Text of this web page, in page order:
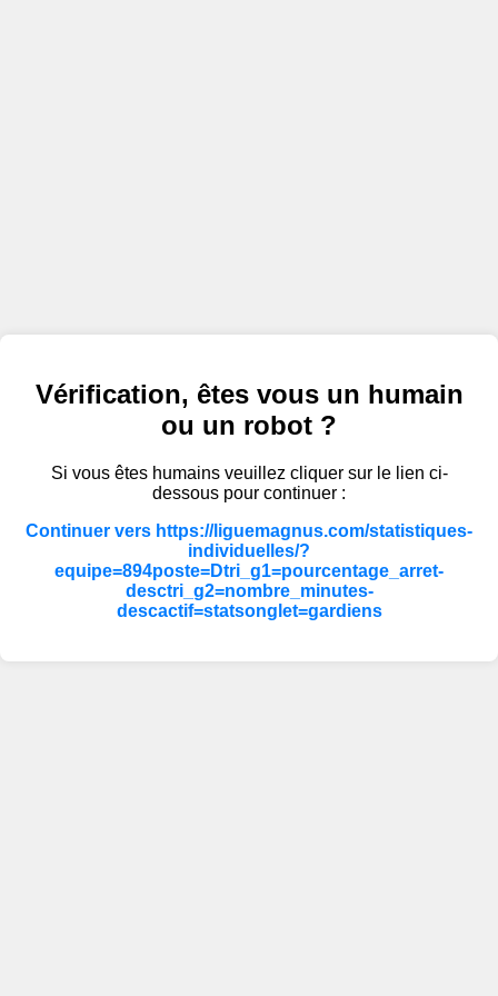
Vérification, êtes vous un humain
ou un robot ?
Si vous êtes humains veuillez cliquer sur le lien ci-
dessous pour continuer :
Continuer vers https://liguemagnus.com/statistiques-
individuelles/?
equipe=894poste=Dtri_g1=pourcentage_arret-
desctri_g2=nombre_minutes-
descactif=statsonglet=gardiens